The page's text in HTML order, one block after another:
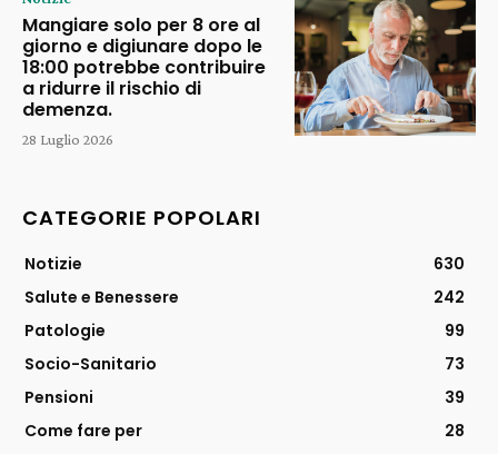
Mangiare solo per 8 ore al
giorno e digiunare dopo le
18:00 potrebbe contribuire
a ridurre il rischio di
demenza.
28 Luglio 2026
CATEGORIE POPOLARI
Notizie
630
Salute e Benessere
242
Patologie
99
Socio-Sanitario
73
Pensioni
39
Come fare per
28